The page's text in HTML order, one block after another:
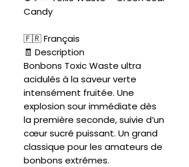
Candy
🇫🇷 Français
🧾 Description
Bonbons Toxic Waste ultra
acidulés à la saveur verte
intensément fruitée. Une
explosion sour immédiate dès
la première seconde, suivie d’un
cœur sucré puissant. Un grand
classique pour les amateurs de
bonbons extrêmes.